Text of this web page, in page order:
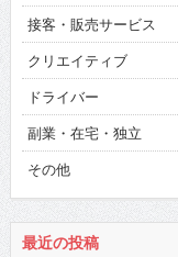
接客・販売サービス
クリエイティブ
ドライバー
副業・在宅・独立
その他
最近の投稿